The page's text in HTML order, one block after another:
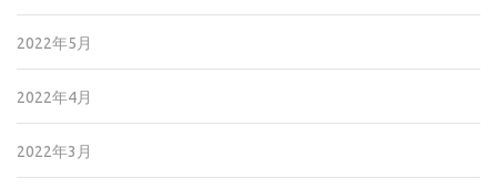
2022年5月
2022年4月
2022年3月